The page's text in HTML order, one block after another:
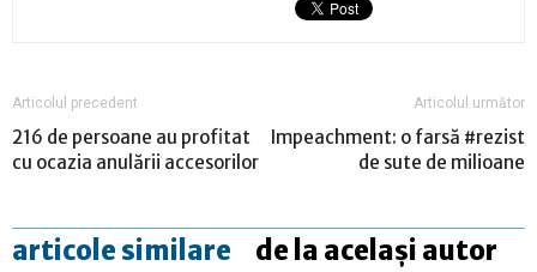
Articolul precedent
216 de persoane au profitat
cu ocazia anulării accesorilor
Articolul următor
Impeachment: o farsă #rezist
de sute de milioane
articole similare de la același autor